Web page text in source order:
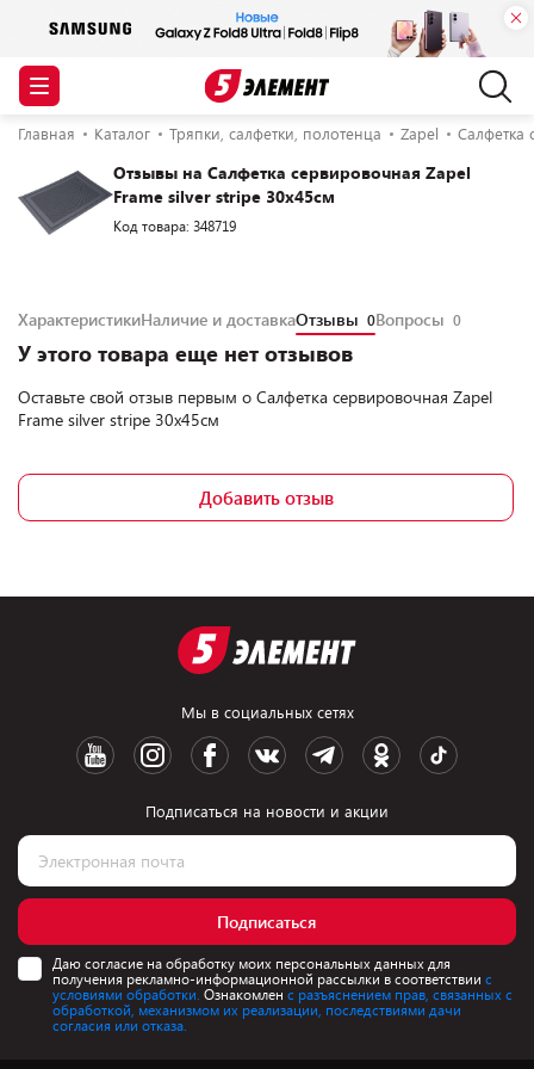
Главная Каталог Тряпки, салфетки, полотенца Zapel Салфетка
Отзывы на Салфетка сервировочная Zapel
Frame silver stripe 30x45см
Код товара: 348719
ХарактеристикиНаличие и доставкаОтзывы 0Вопросы 0
У этого товара еще нет отзывов
Оставьте свой отзыв первым о Салфетка сервировочная Zapel
Frame silver stripe 30x45см
Добавить отзыв
Мы в социальных сетях
Подписаться на новости и акции
Подписаться
Даю согласие на обработку моих персональных данных для
получения рекламно-информационной рассылки в соответствии с
условиями обработки. Ознакомлен с разъяснением прав, связанных с
обработкой, механизмом их реализации, последствиями дачи
согласия или отказа.